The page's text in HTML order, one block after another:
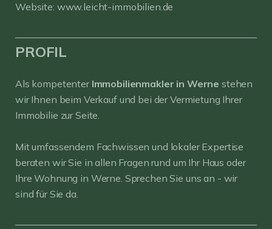
Website: www.leicht-immobilien.de
PROFIL
Als kompetenter Immobilienmakler in Werne stehen
wir Ihnen beim Verkauf und bei der Vermietung Ihrer
Immobilie zur Seite.
Mit umfassendem Fachwissen und lokaler Expertise
beraten wir Sie in allen Fragen rund um Ihr Haus oder
Ihre Wohnung in Werne. Sprechen Sie uns an - wir
sind für Sie da.